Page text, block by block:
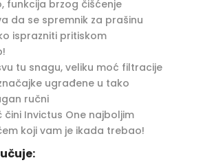
funkcija brzog čišćenje
da se spremnik za prašinu
isprazniti pritiskom
tu snagu, veliku moć filtracije
ugrađene u tako
ručni
čini Invictus One najboljim
koji vam je ikada trebao!